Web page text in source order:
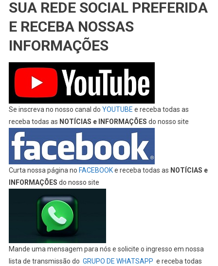
SUA REDE SOCIAL PREFERIDA
E RECEBA NOSSAS
INFORMAÇÕES
Se inscreva no nosso canal do YOUTUBE e receba todas as
receba todas as NOTÍCIAS e INFORMAÇÕES do nosso site
Curta nossa página no FACEBOOKe receba todas as NOTÍCIAS e
INFORMAÇÕES do nosso site
Mande uma mensagem para nós e solicite o ingresso em nossa
lista de transmissão do GRUPO DE WHATSAPP e receba todas